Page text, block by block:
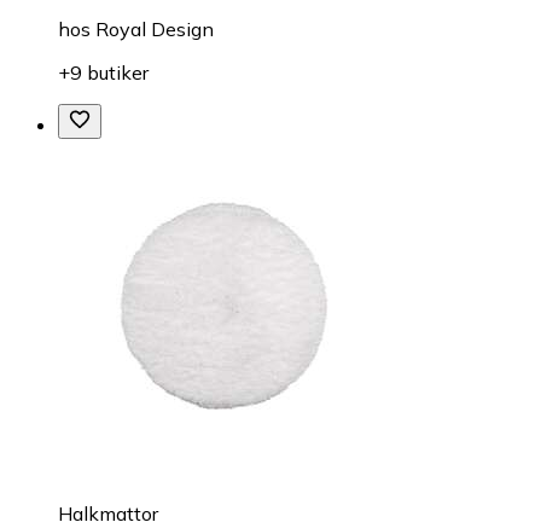
hos Royal Design
+9 butiker
Halkmattor